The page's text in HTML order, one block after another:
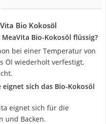
Bio Kokosöl
Bio-Kokosöl flüssig?
bei einer Temperatur von
Öl wiederholt verfestigt,
sich das Bio-Kokosöl
eignet sich für die
und Backen.